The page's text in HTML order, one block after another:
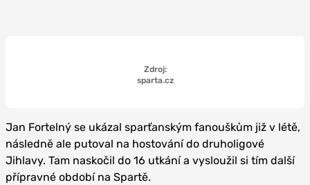
Zdroj:
sparta.cz
Jan Fortelný se ukázal sparťanským fanouškům již v létě,
následně ale putoval na hostování do druholigové
Jihlavy. Tam naskočil do 16 utkání a vysloužil si tím další
přípravné období na Spartě.